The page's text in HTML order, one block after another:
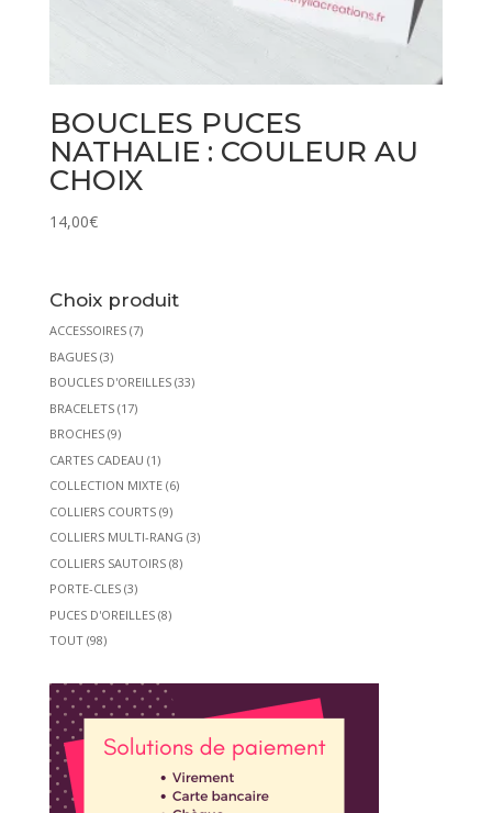
BOUCLES PUCES
NATHALIE : COULEUR AU
CHOIX
14,00€
Choix produit
ACCESSOIRES (7)
BAGUES (3)
BOUCLES D'OREILLES (33)
BRACELETS (17)
BROCHES (9)
CARTES CADEAU (1)
COLLECTION MIXTE (6)
COLLIERS COURTS (9)
COLLIERS MULTI-RANG (3)
COLLIERS SAUTOIRS (8)
PORTE-CLES (3)
PUCES D'OREILLES (8)
TOUT (98)